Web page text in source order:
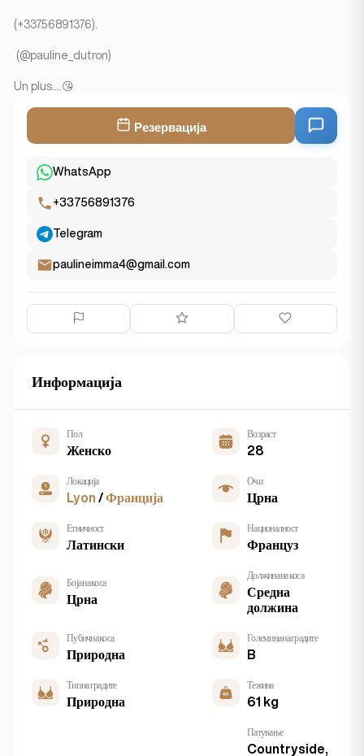
(+33756891376).
(@pauline_dutron)
Un plus....😘
Резервација
WhatsApp
+33756891376
Telegram
paulineimma4@gmail.com
Информација
Пол
Женско
Возраст
28
Локација
Lyon /Франција
Очи
Црна
Етничност
Латински
Националност
Француз
Боја на коса
Црна
Должина на коса
Средна
должина
Пубична коса
Природна
Големина на градите
B
Тип на градите
Природна
Тежина
61 kg
Патување
Countryside,